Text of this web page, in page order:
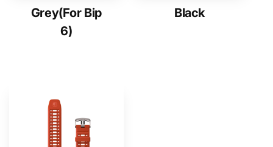
Grey(For Bip
6)
Black